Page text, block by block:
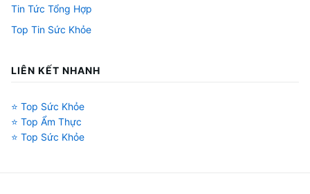
Tin Tức Tổng Hợp
Top Tin Sức Khỏe
LIÊN KẾT NHANH
⭐ Top Sức Khỏe
⭐ Top Ẩm Thực
⭐ Top Sức Khỏe